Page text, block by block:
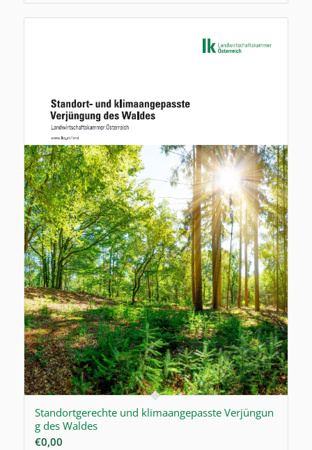
Standortgerechte und klimaangepasste Verjüngun
g des Waldes
€0,00